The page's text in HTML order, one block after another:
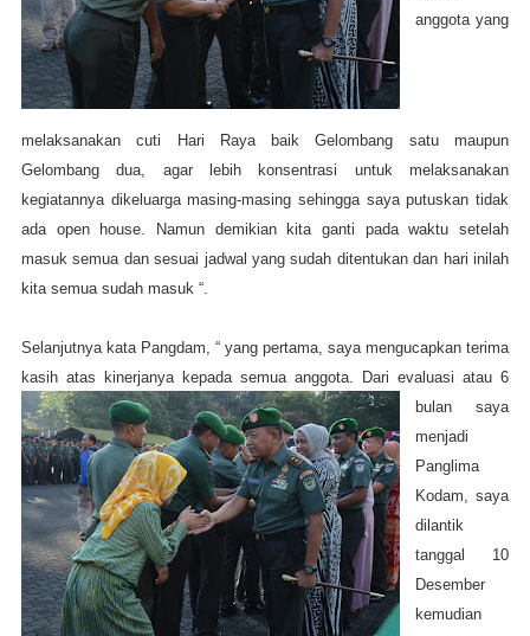
anggota yang
melaksanakan cuti Hari Raya baik Gelombang satu maupun
Gelombang dua, agar lebih konsentrasi untuk melaksanakan
kegiatannya dikeluarga masing-masing sehingga saya putuskan tidak
ada open house. Namun demikian kita ganti pada waktu setelah
masuk semua dan sesuai jadwal yang sudah ditentukan dan hari inilah
kita semua sudah masuk “.
Selanjutnya kata Pangdam, “ yang pertama, saya mengucapkan terima
kasih atas kinerjanya kepada semua anggota. Dari evaluasi atau 6
bulan saya
menjadi
Panglima
Kodam, saya
dilantik
tanggal 10
Desember
kemudian